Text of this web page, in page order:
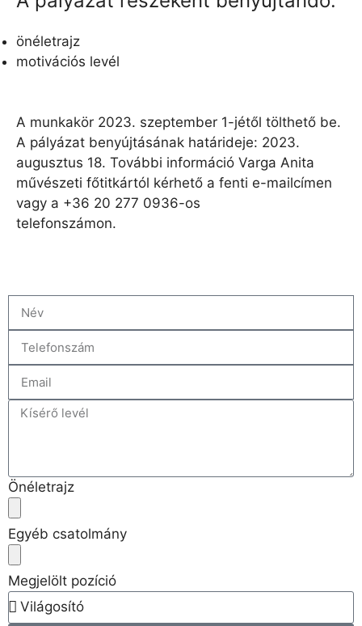
önéletrajz
motivációs levél
A munkakör 2023. szeptember 1-jétől tölthető be.
A pályázat benyújtásának határideje: 2023.
augusztus 18. További információ Varga Anita
művészeti főtitkártól kérhető a fenti e-mailcímen
vagy a +36 20 277 0936-os
telefonszámon.
Önéletrajz
Egyéb csatolmány
Megjelölt pozíció